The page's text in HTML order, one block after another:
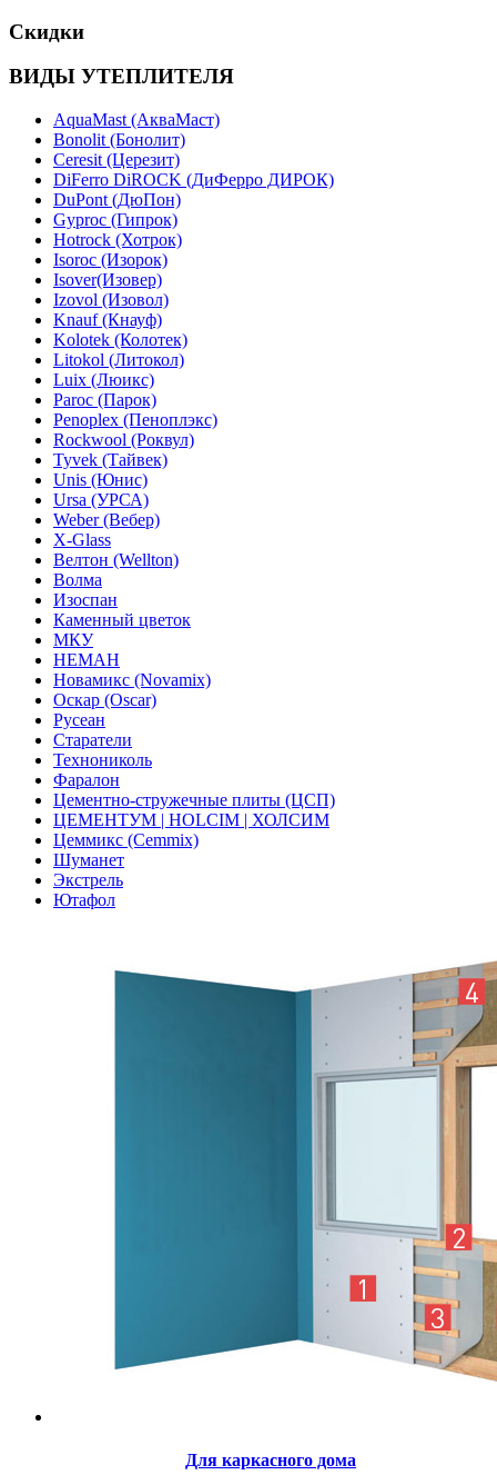
Скидки
ВИДЫ УТЕПЛИТЕЛЯ
AquaMast (АкваМаст)
Bonolit (Бонолит)
Ceresit (Церезит)
DiFerro DiROCK (ДиФерро ДИРОК)
DuPont (ДюПон)
Gyproc (Гипрок)
Hotrock (Хотрок)
Isoroc (Изорок)
Isover(Изовер)
Izovol (Изовол)
Knauf (Кнауф)
Kolotek (Колотек)
Litokol (Литокол)
Luix (Люикс)
Paroc (Парок)
Penoplex (Пеноплэкс)
Rockwool (Роквул)
Tyvek (Тайвек)
Unis (Юнис)
Ursa (УРСА)
Weber (Вебер)
X-Glass
Велтон (Wellton)
Волма
Изоспан
Каменный цветок
МКУ
НЕМАН
Новамикс (Novamix)
Оскар (Oscar)
Русеан
Старатели
Технониколь
Фаралон
Цементно-стружечные плиты (ЦСП)
ЦЕМЕНТУМ | HOLCIM | ХОЛСИМ
Цеммикс (Cemmix)
Шуманет
Экстрель
Ютафол
Для каркасного дома